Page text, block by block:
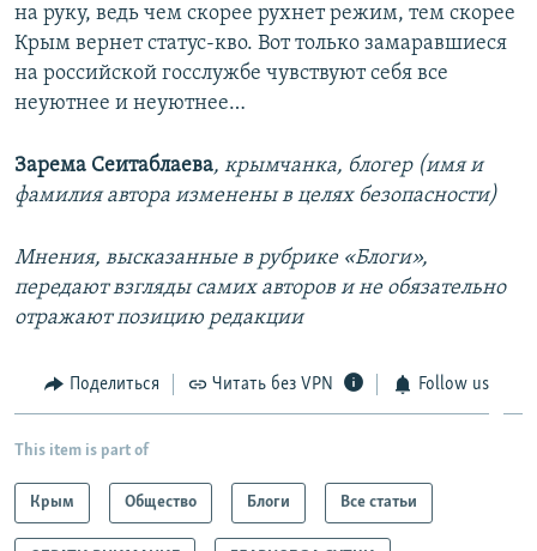
на руку, ведь чем скорее рухнет режим, тем скорее
Крым вернет статус-кво. Вот только замаравшиеся
на российской госслужбе чувствуют себя все
неуютнее и неуютнее…
Зарема Сеитаблаева, крымчанка, блогер (имя и
фамилия автора изменены в целях безопасности)
Мнения, высказанные в рубрике «Блоги»,
передают взгляды самих авторов и не обязательно
отражают позицию редакции
Поделиться Читать без VPN Follow us
This item is part of
Крым Общество Блоги Все статьи